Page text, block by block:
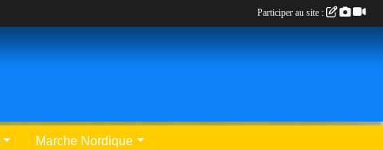
Marche Nordique
Participer au site :